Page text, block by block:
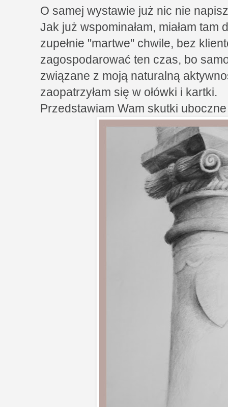
O samej wystawie już nic nie
Jak już wspominałam, miałam tam
zupełnie "martwe" chwile, bez
zagospodarować ten czas, bo
związane z moją naturalną
zaopatrzyłam się w ołówki i kartki.
Przedstawiam Wam skutki